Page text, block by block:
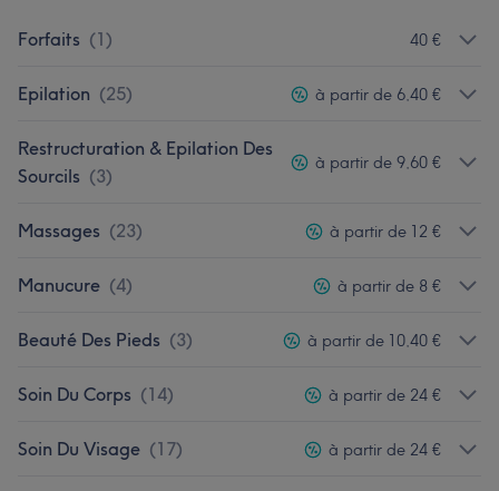
Forfaits (1) 40 €
Epilation (25) à partir de 6,40 €
Restructuration & Epilation Des
Sourcils (3)
à partir de 9,60 €
Massages (23) à partir de 12 €
Manucure (4) à partir de 8 €
Beauté Des Pieds (3) à partir de 10,40 €
Soin Du Corps (14) à partir de 24 €
Soin Du Visage (17) à partir de 24 €